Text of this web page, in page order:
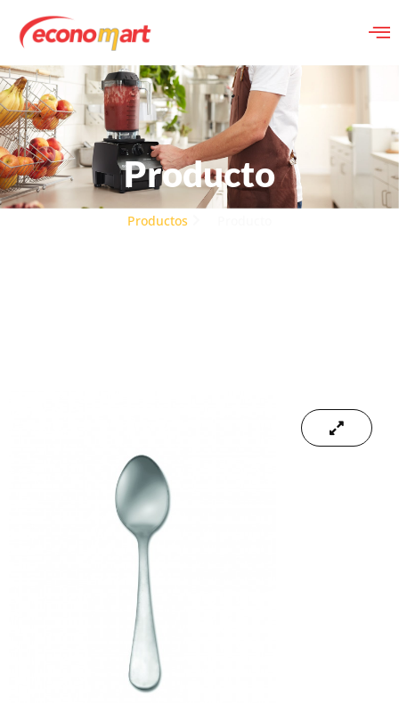
Producto
Productos